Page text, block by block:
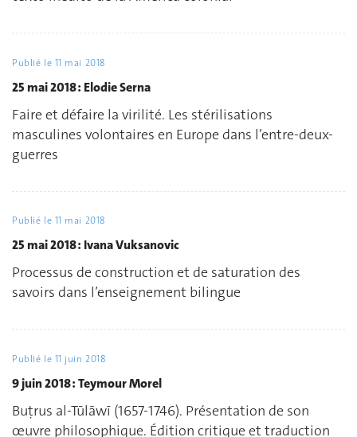
Publié le 11 mai 2018
25 mai 2018 : Elodie Serna
Faire et défaire la virilité. Les stérilisations
masculines volontaires en Europe dans l’entre-deux-
guerres
Publié le 11 mai 2018
25 mai 2018 : Ivana Vuksanovic
Processus de construction et de saturation des
savoirs dans l’enseignement bilingue
Publié le 11 juin 2018
9 juin 2018 : Teymour Morel
Buṭrus al-Tūlāwī (1657-1746). Présentation de son
œuvre philosophique. Édition critique et traduction